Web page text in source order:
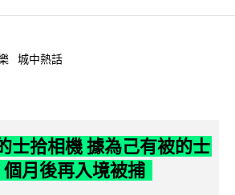
城中熱話
士拾相機 據為己有被的士
月後再入境被捕